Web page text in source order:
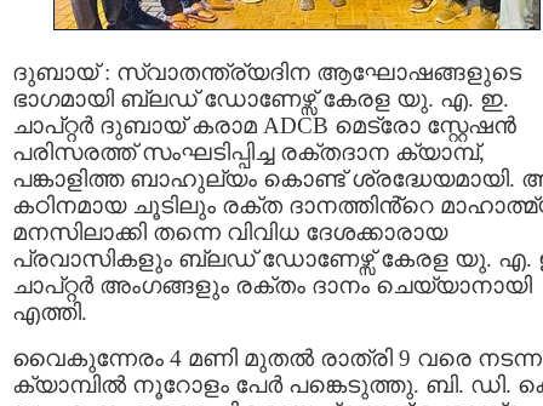
ദുബായ് : സ്വാതന്ത്ര്യദിന ആഘോഷങ്ങളുടെ
ഭാഗമായി ബ്ലഡ് ഡോണേഴ്സ് കേരള യു. എ. ഇ.
ചാപ്റ്റർ ദുബായ് കരാമ ADCB മെട്രോ സ്റ്റേഷൻ
പരിസരത്ത് സംഘടിപ്പിച്ച രക്തദാന ക്യാമ്പ്,
പങ്കാളിത്ത ബാഹുല്യം കൊണ്ട് ശ്രദ്ധേയമായി.
കഠിനമായ ചൂടിലും രക്ത ദാനത്തിൻ്റെ
മനസിലാക്കി തന്നെ വിവിധ ദേശക്കാരായ
പ്രവാസികളും ബ്ലഡ് ഡോണേഴ്സ് കേരള യു. എ.
ചാപ്റ്റർ അംഗങ്ങളും രക്തം ദാനം ചെയ്യാനായി
എത്തി.
വൈകുന്നേരം 4 മണി മുതൽ രാത്രി 9 വരെ നടന്ന
ക്യാമ്പിൽ നൂറോളം പേർ പങ്കെടുത്തു. ബി. ഡി.